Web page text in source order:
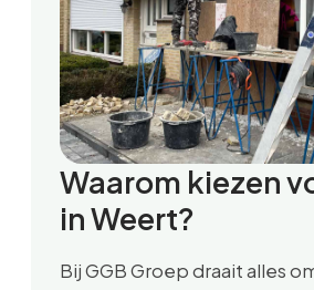
Waarom kiezen
in Weert?
Bij GGB Groep draait alles